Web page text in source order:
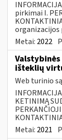
pirkimai I.
organizacijos
Metai: 2022
Valstybinės
išteklių
Web turinio
KETINIMĄ
Metai: 2021